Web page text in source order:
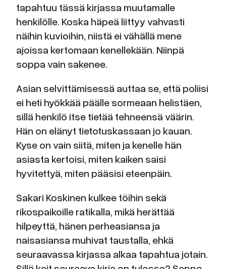
tapahtuu tässä kirjassa muutamalle
henkilölle. Koska häpeä liittyy vahvasti
näihin kuvioihin, niistä ei vähällä mene
ajoissa kertomaan kenellekään. Niinpä
soppa vain sakenee.
Asian selvittämisessä auttaa se, että poliisi
ei heti hyökkää päälle sormeaan helistäen,
sillä henkilö itse tietää tehneensä väärin.
Hän on elänyt tietotuskassaan jo kauan.
Kyse on vain siitä, miten ja kenelle hän
asiasta kertoisi, miten kaiken saisi
hyvitettyä, miten pääsisi eteenpäin.
Sakari Koskinen kulkee töihin sekä
rikospaikoille ratikalla, mikä herättää
hilpeyttä, hänen perheasiansa ja
naisasiansa muhivat taustalla, ehkä
seuraavassa kirjassa alkaa tapahtua jotain.